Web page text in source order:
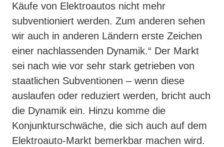
Käufe von Elektroautos nicht mehr
subventioniert werden. Zum anderen sehen
wir auch in anderen Ländern erste Zeichen
einer nachlassenden Dynamik.“ Der Markt
sei nach wie vor sehr stark getrieben von
staatlichen Subventionen – wenn diese
auslaufen oder reduziert werden, bricht auch
die Dynamik ein. Hinzu komme die
Konjunkturschwäche, die sich auch auf dem
Elektroauto-Markt bemerkbar machen wird.